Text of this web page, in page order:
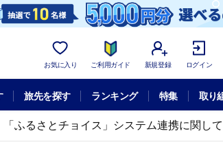
お気に入り ご利用ガイド 新規登録 ログイン
旅先を探す ランキング 特集 取り
「ふるさとチョイス」システム連携に関して